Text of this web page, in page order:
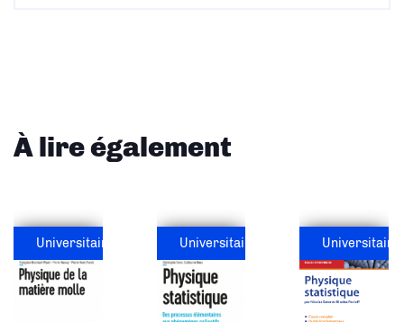
À lire également
Universitaire Universitaire Universitaire